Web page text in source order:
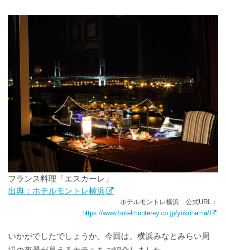
フランス料理「エスカーレ」
出典：ホテルモントレ横浜
ホテルモントレ横浜 公式URL：
https://www.hotelmonterey.co.jp/yokohama/
いかがでしたでしょうか。今回は、横浜みなとみらい周